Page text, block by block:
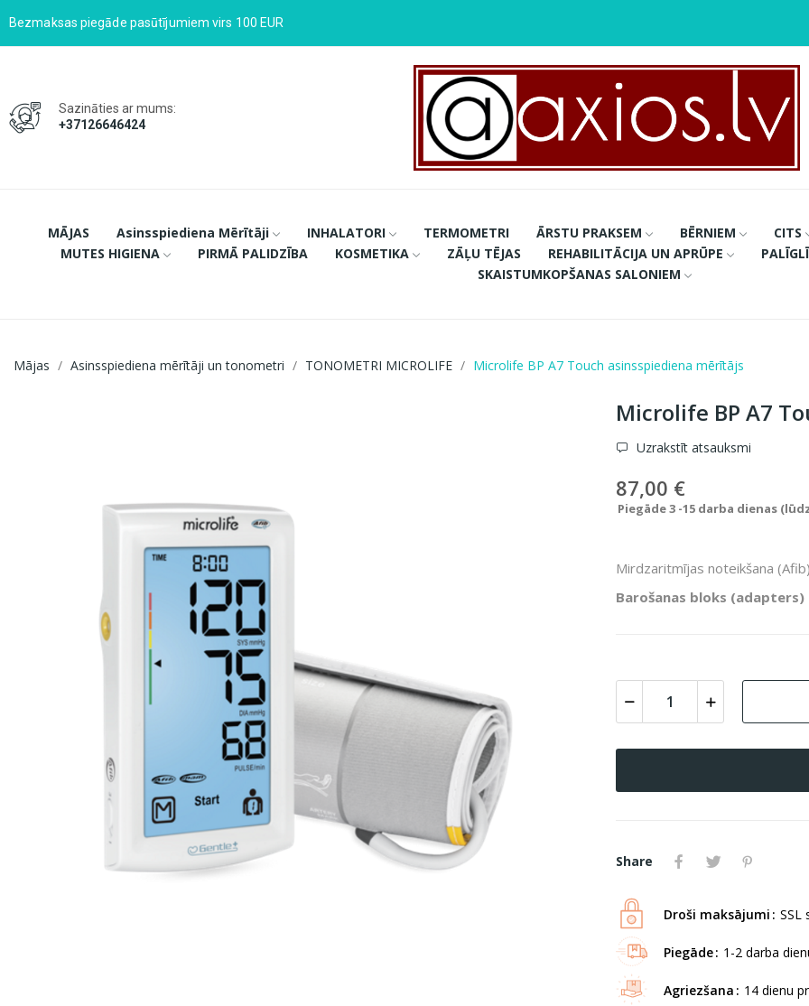
Bezmaksas piegāde pasūtījumiem virs 100 EUR
Sazināties ar mums:
+37126646424
MĀJAS Asinsspiediena Mērītāji INHALATORI TERMOMETRI ĀRSTU PRAKSEM BĒRNIEM
CITS
MUTES HIGIENA
PIRMĀ PALIDZĪBA KOSMETIKA ZĀĻU TĒJAS REHABILITĀCIJA UN APRŪPE
SKAISTUMKOPŠANAS SALONIEM
Mājas Asinsspiediena mērītāji un tonometri TONOMETRI MICROLIFE Microlife BP A7 Touch asinsspiediena mērītājs
Microlife BP A7
Uzrakstīt atsauksmi
87,00 €
Piegāde 3 -15 darba dienas
Mirdzaritmījas noteikšana
Barošanas bloks
Share
Droši maksājumi SSL
Piegāde 1-2 darba
Agriezšana 14 dienu